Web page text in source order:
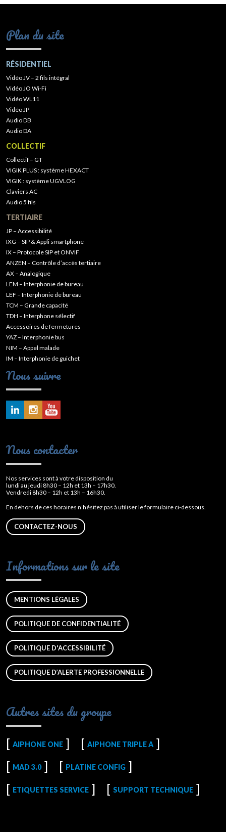
Plan du site
RÉSIDENTIEL
Vidéo JV – 2 fils intégral
Vidéo JO Wi-Fi
Vidéo WL11
Vidéo JP
Audio DB
Audio DA
COLLECTIF
Collectif – GT
VIGIK PLUS : système HEXACT
VIGIK : système UGVLOG
Claviers AC
Audio 5 fils
TERTIAIRE
JP – Accessibilité
IXG – SIP & Appli smartphone
IX – Protocole SIP et ONVIF
ANZEN – Contrôle d’accès tertiaire
AX – Analogique
LEM – Interphonie de bureau
LEF – Interphonie de bureau
TCM – Grande capacité
TDH – Interphone sélectif
Accessoires de fermetures
YAZ – Interphonie bus
NIM – Appel malade
IM – Interphonie de guichet
Nous suivre
Nous contacter
Nos services sont à votre disposition du
lundi au jeudi 8h30 – 12h et 13h – 17h30.
Vendredi 8h30 – 12h et 13h – 16h30.
En dehors de ces horaires n’hésitez pas à utiliser le formulaire ci-dessous.
CONTACTEZ-NOUS
Informations sur le site
MENTIONS LÉGALES
POLITIQUE DE CONFIDENTIALITÉ
POLITIQUE D'ACCESSIBILITÉ
POLITIQUE D’ALERTE PROFESSIONNELLE
Autres sites du groupe
AIPHONE ONE AIPHONE TRIPLE A
MAD 3.0 PLATINE CONFIG
ETIQUETTES SERVICE SUPPORT TECHNIQUE